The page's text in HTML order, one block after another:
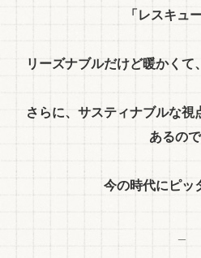
「レスキュ
リーズナブルだけど暖かくて
さらに、サスティナブルな視
あるので
今の時代にピッ